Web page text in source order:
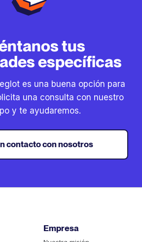
tus
específicas
es una buena opción para
una consulta con nuestro
y te ayudaremos.
contacto con nosotros
Empresa